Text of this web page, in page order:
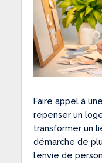
Faire appel à
repenser un
transformer un
démarche de
l’envie de